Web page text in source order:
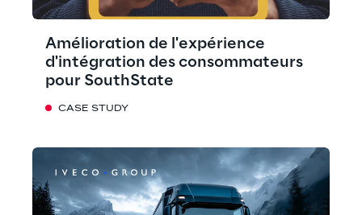
Amélioration de l'expérience
d'intégration des consommateurs
pour SouthState
CASE STUDY